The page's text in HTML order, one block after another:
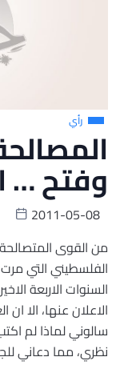
رأي
وفتح …
2011-05-08
من القوى المتصالحة
الفلسطيني التي
السنوات الاربعة
الاعلان عنها، الا
سالوني لماذا لم
نظري، مما دعاني